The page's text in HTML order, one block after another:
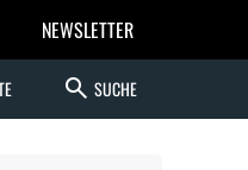
NEWSLETTER
search SUCHE